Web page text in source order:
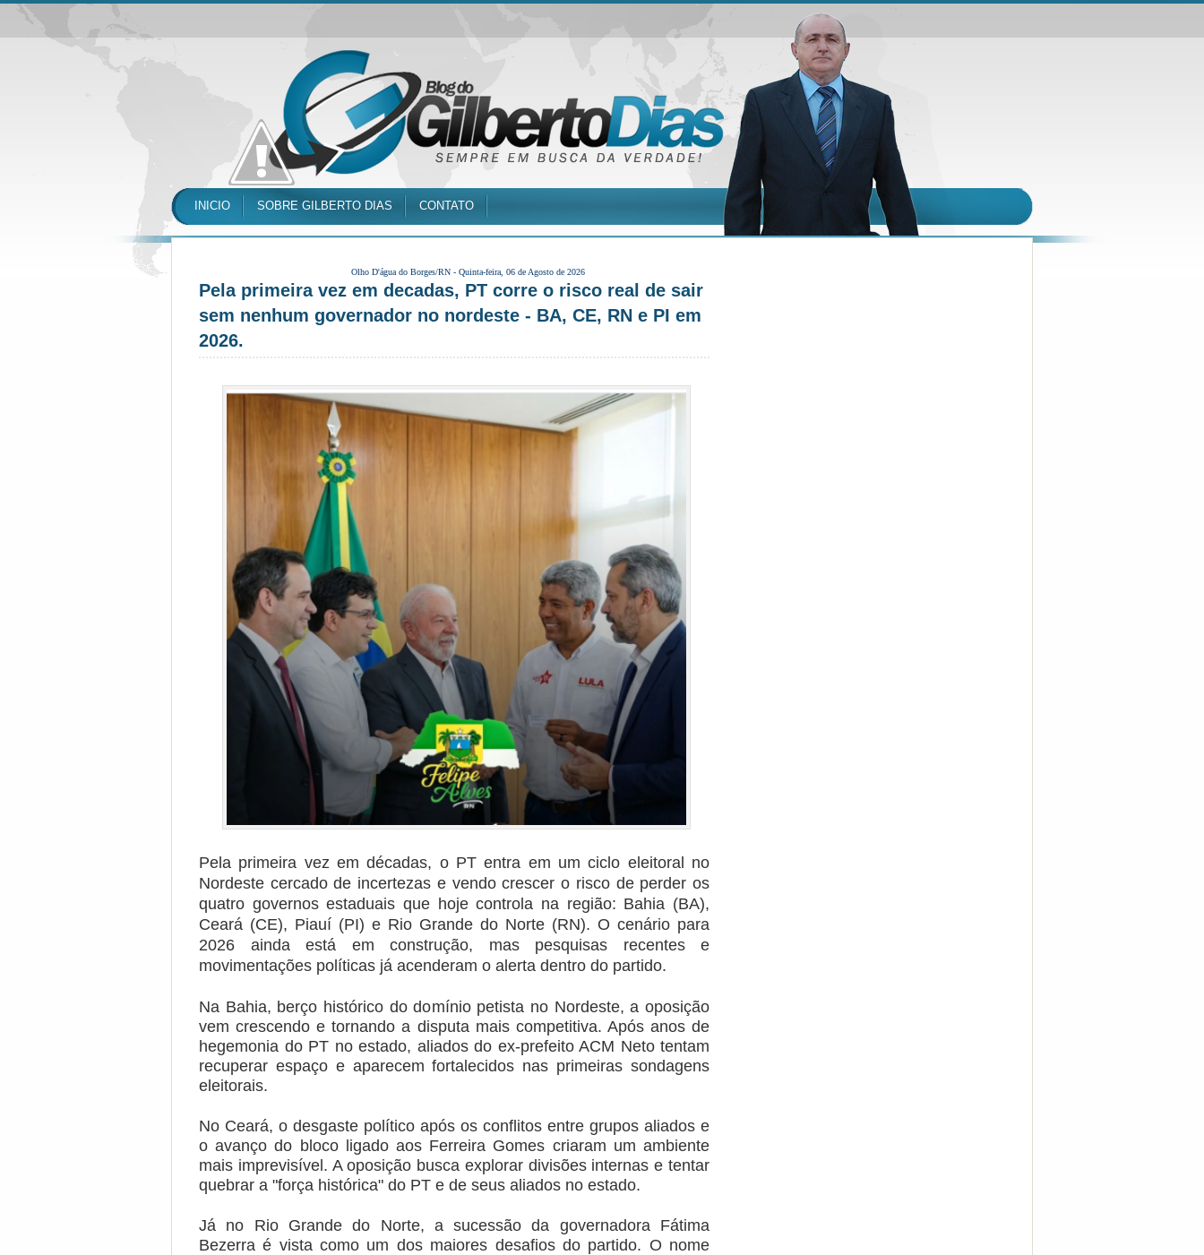
INICIO SOBRE GILBERTO DIAS CONTATO
Olho D'água do Borges/RN - Quinta-feira, 06 de Agosto de 2026
Pela primeira vez em decadas, PT corre o risco real de sair
sem nenhum governador no nordeste - BA, CE, RN e PI em
2026.
Pela primeira vez em décadas, o PT entra em um ciclo eleitoral no
Nordeste cercado de incertezas e vendo crescer o risco de perder os
quatro governos estaduais que hoje controla na região: Bahia (BA),
Ceará (CE), Piauí (PI) e Rio Grande do Norte (RN). O cenário para
2026 ainda está em construção, mas pesquisas recentes e
movimentações políticas já acenderam o alerta dentro do partido.
Na Bahia, berço histórico do domínio petista no Nordeste, a oposição
vem crescendo e tornando a disputa mais competitiva. Após anos de
hegemonia do PT no estado, aliados do ex-prefeito ACM Neto tentam
recuperar espaço e aparecem fortalecidos nas primeiras sondagens
eleitorais.
No Ceará, o desgaste político após os conflitos entre grupos aliados e
o avanço do bloco ligado aos Ferreira Gomes criaram um ambiente
mais imprevisível. A oposição busca explorar divisões internas e tentar
quebrar a "força histórica" do PT e de seus aliados no estado.
Já no Rio Grande do Norte, a sucessão da governadora Fátima
Bezerra é vista como um dos maiores desafios do partido. O nome